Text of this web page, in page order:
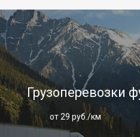
Грузоперевозки
от 29 руб./км